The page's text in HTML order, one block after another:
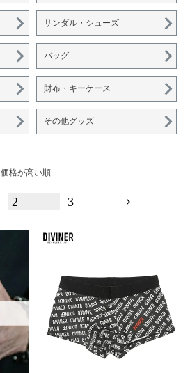
サンダル・シューズ
バッグ
財布・キーケース
その他グッズ
価格が高い順
2 3